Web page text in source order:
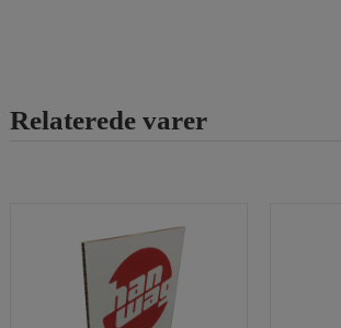
Relaterede varer